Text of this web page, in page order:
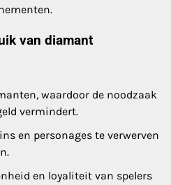
van diamant
waardoor de noodzaak
vermindert.
en personages te verwerven
en loyaliteit van spelers